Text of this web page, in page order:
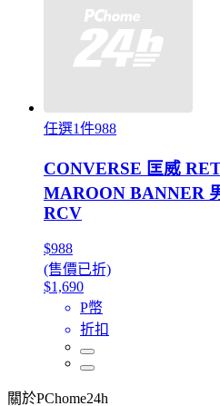
任選1件988
CONVERSE 匡威
MAROON BANNER
RCV
$988
(售價已折)
$1,690
P幣
折扣
關於PChome24h